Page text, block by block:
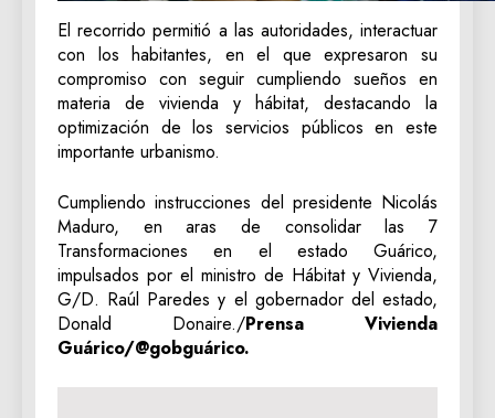
El recorrido permitió a las autoridades, interactuar
con los habitantes, en el que expresaron su
compromiso con seguir cumpliendo sueños en
materia de vivienda y hábitat, destacando la
optimización de los servicios públicos en este
importante urbanismo.
Cumpliendo instrucciones del presidente Nicolás
Maduro, en aras de consolidar las 7
Transformaciones en el estado Guárico,
impulsados por el ministro de Hábitat y Vivienda,
G/D. Raúl Paredes y el gobernador del estado,
Donald Donaire./Prensa Vivienda
Guárico/@gobguárico.